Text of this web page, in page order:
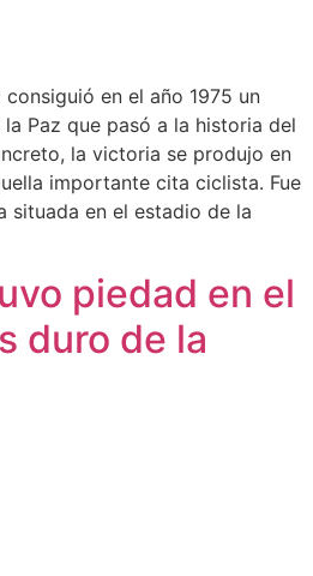
en el año 1975 un
Paz que pasó a la historia del
la victoria se produjo en
importante cita ciclista. Fue
situada en el estadio de la
piedad en el
duro de la